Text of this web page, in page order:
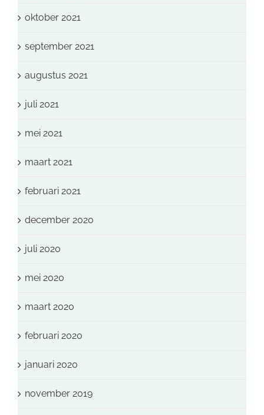
oktober 2021
september 2021
augustus 2021
juli 2021
mei 2021
maart 2021
februari 2021
december 2020
juli 2020
mei 2020
maart 2020
februari 2020
januari 2020
november 2019